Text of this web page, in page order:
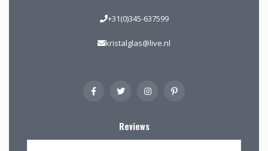
+31(0)345-637599
kristalglas@live.nl
Reviews